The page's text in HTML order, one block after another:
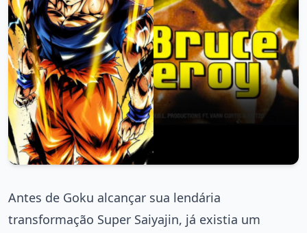
Antes de Goku alcançar sua lendária
transformação Super Saiyajin, já existia um